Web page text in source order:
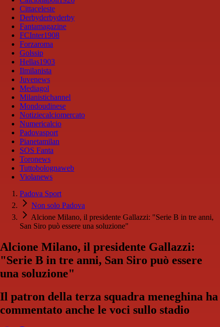
Cittaceleste
Derbyderbyderby
Fantamagazine
FCInter1908
Forzaroma
Golssip
Hellas1903
Ilmilanista
Juvenews
Mediagol
Milanistichannel
Mondoudinese
Notiziecalciomercato
Numericalcio
Padovasport
Pianetamilan
SOS Fanta
Toronews
Tuttobolognaweb
Violanews
Padova Sport
Non solo Padova
Alcione Milano, il presidente Gallazzi: "Serie B in tre anni,
San Siro può essere una soluzione"
Alcione Milano, il presidente Gallazzi:
"Serie B in tre anni, San Siro può essere
una soluzione"
Il patron della terza squadra meneghina ha
commentato anche le voci sullo stadio